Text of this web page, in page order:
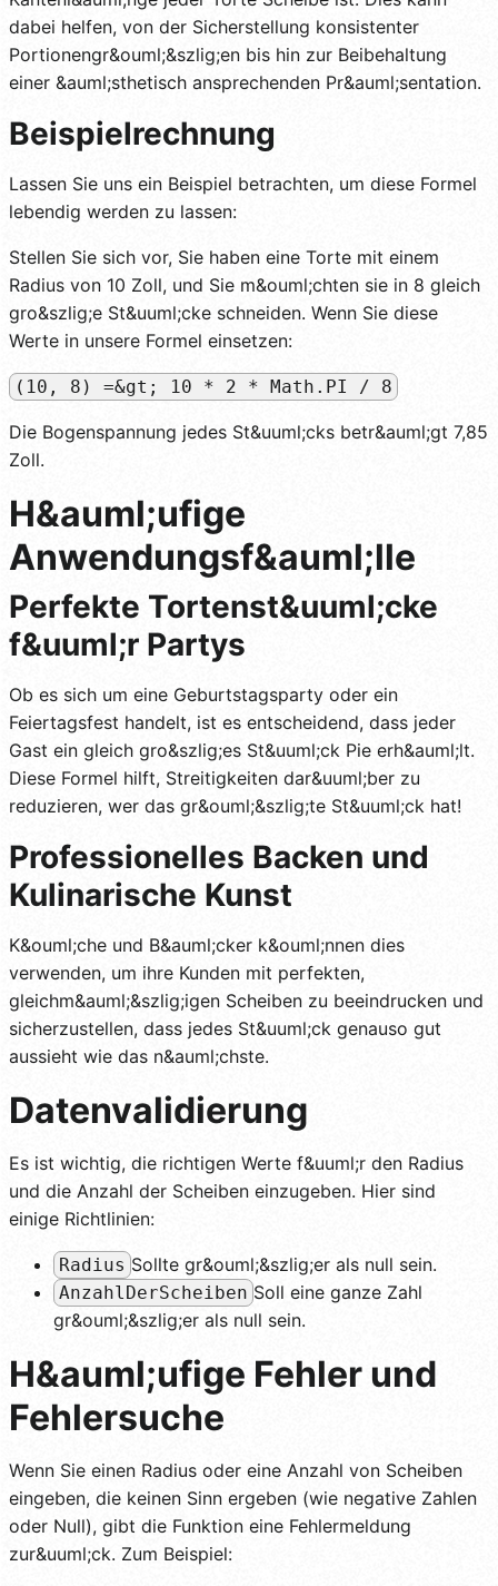
dabei helfen, von der Sicherstellung konsistenter
Portionengr&ouml;&szlig;en bis hin zur Beibehaltung
einer &auml;sthetisch ansprechenden Pr&auml;sentation.
Beispielrechnung
Lassen Sie uns ein Beispiel betrachten, um diese Formel
lebendig werden zu lassen:
Stellen Sie sich vor, Sie haben eine Torte mit einem
Radius von 10 Zoll, und Sie m&ouml;chten sie in 8 gleich
gro&szlig;e St&uuml;cke schneiden. Wenn Sie diese
Werte in unsere Formel einsetzen:
(10, 8) =&gt; 10 * 2 * Math.PI / 8
Die Bogenspannung jedes St&uuml;cks betr&auml;gt 7,85
Zoll.
H&auml;ufige
Anwendungsf&auml;lle
Perfekte Tortenst&uuml;cke
f&uuml;r Partys
Ob es sich um eine Geburtstagsparty oder ein
Feiertagsfest handelt, ist es entscheidend, dass jeder
Gast ein gleich gro&szlig;es St&uuml;ck Pie erh&auml;lt.
Diese Formel hilft, Streitigkeiten dar&uuml;ber zu
reduzieren, wer das gr&ouml;&szlig;te St&uuml;ck hat!
Professionelles Backen und
Kulinarische Kunst
K&ouml;che und B&auml;cker k&ouml;nnen dies
verwenden, um ihre Kunden mit perfekten,
gleichm&auml;&szlig;igen Scheiben zu beeindrucken und
sicherzustellen, dass jedes St&uuml;ck genauso gut
aussieht wie das n&auml;chste.
Datenvalidierung
Es ist wichtig, die richtigen Werte f&uuml;r den Radius
und die Anzahl der Scheiben einzugeben. Hier sind
einige Richtlinien:
Radius Sollte gr&ouml;&szlig;er als null sein.
AnzahlDerScheiben Soll eine ganze Zahl
gr&ouml;&szlig;er als null sein.
H&auml;ufige Fehler und
Fehlersuche
Wenn Sie einen Radius oder eine Anzahl von Scheiben
eingeben, die keinen Sinn ergeben (wie negative Zahlen
oder Null), gibt die Funktion eine Fehlermeldung
zur&uuml;ck. Zum Beispiel: